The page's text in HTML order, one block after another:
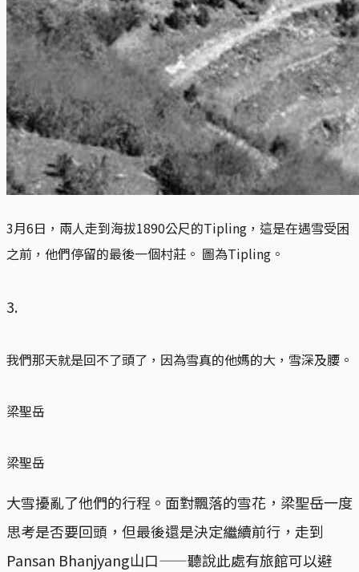
3月6日，兩人走到海拔1890公尺的Tipling，這是在遇雪受困
之前，他們停留的最後一個村莊。 圖為Tipling。
3.
我們那天就是回不了頭了，因為雪真的他媽的大，雪深及腰。
梁聖岳
梁聖岳
大雪擾亂了他們的行程。面對飄落的雪花，梁聖岳一度
思考是否要回頭，但最後還是決定繼續前行，走到
Pansan Bhanjyang山口——聽說此處有旅館可以避